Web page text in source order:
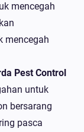
mencegah
mencegah
Pest Control
untuk
bersarang
pasca